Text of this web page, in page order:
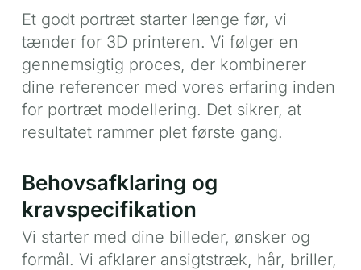
Et godt portræt starter længe før, vi
tænder for 3D printeren. Vi følger en
gennemsigtig proces, der kombinerer
dine referencer med vores erfaring inden
for portræt modellering. Det sikrer, at
resultatet rammer plet første gang.
Behovsafklaring og
kravspecifikation
Vi starter med dine billeder, ønsker og
formål. Vi afklarer ansigtstræk, hår, briller,